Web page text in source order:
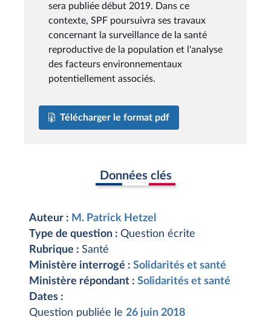
sera publiée début 2019. Dans ce
contexte, SPF poursuivra ses travaux
concernant la surveillance de la santé
reproductive de la population et l'analyse
des facteurs environnementaux
potentiellement associés.
Télécharger le format pdf
Données clés
Auteur : M. Patrick Hetzel
Type de question : Question écrite
Rubrique : Santé
Ministère interrogé : Solidarités et santé
Ministère répondant : Solidarités et santé
Dates :
Question publiée le 26 juin 2018